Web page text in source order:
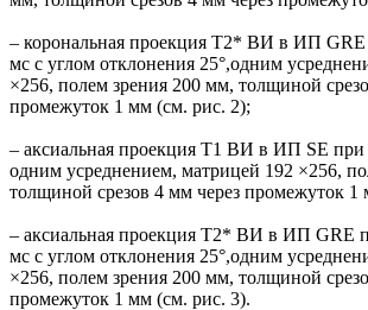
– корональная проекция Т2* ВИ в ИП
мс с углом отклонения 25°,одним
×256, полем зрения 200 мм, толщиной
промежуток 1 мм (см. рис. 2);
– аксиальная проекция Т1 ВИ в ИП SE
одним усреднением, матрицей 192 ×256,
толщиной срезов 4 мм через промежуток 1
– аксиальная проекция Т2* ВИ в ИП GRE
мс с углом отклонения 25°,одним
×256, полем зрения 200 мм, толщиной
промежуток 1 мм (см. рис. 3).